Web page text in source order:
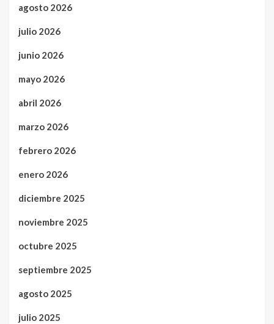
agosto 2026
julio 2026
junio 2026
mayo 2026
abril 2026
marzo 2026
febrero 2026
enero 2026
diciembre 2025
noviembre 2025
octubre 2025
septiembre 2025
agosto 2025
julio 2025